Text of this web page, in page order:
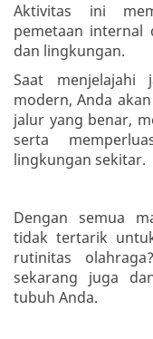
Aktivitas ini
pemetaan internal
dan lingkungan.
Saat menjelajahi
modern, Anda
jalur yang benar,
serta
lingkungan sekitar.
Dengan semua
tidak tertarik
rutinitas
sekarang juga
tubuh Anda.